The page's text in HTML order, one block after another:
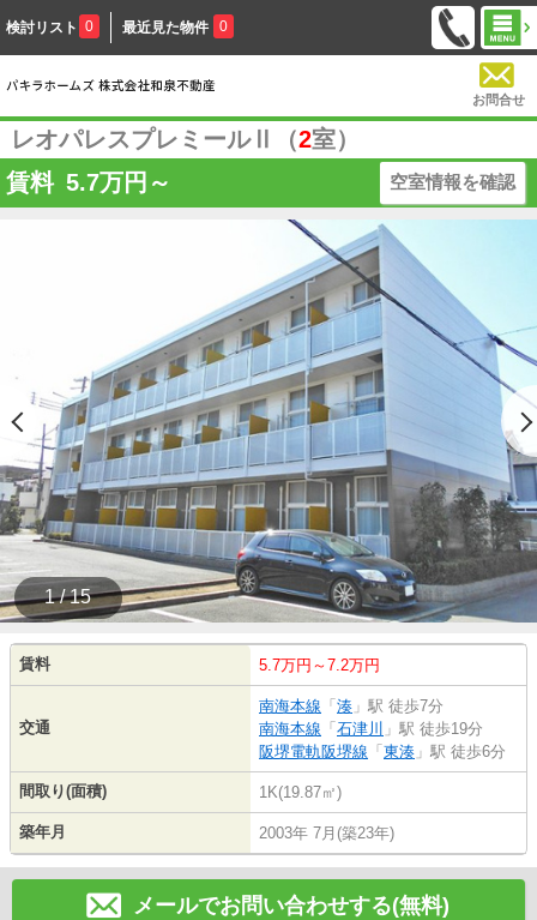
検討リスト 0 最近見た物件 0
お問合せ
レオパレスプレミールⅡ（2室）
賃料 5.7万円～ 空室情報を確認
1 / 15
賃料 5.7万円～7.2万円
交通
南海本線 「 湊 」駅 徒歩7分
南海本線 「 石津川 」駅 徒歩19分
阪堺電軌阪堺線 「 東湊 」駅 徒歩6分
間取り(面積) 1K(19.87㎡)
築年月 2003年 7月(築23年)
メールでお問い合わせする(無料)